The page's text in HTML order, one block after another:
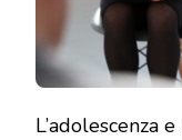
L’adolescenza